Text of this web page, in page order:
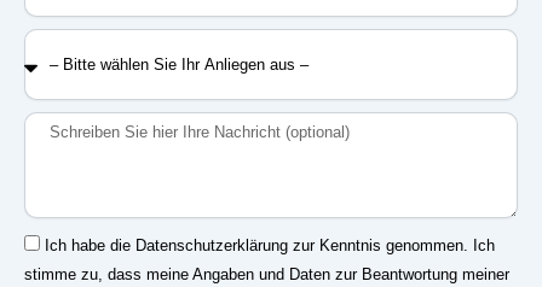
–
Bitte
Sie
Ihr
Nachricht
Einwilligung
Ich habe die Datenschutzerklärung zur Kenntnis genommen. Ich
stimme zu, dass meine Angaben und Daten zur Beantwortung meiner